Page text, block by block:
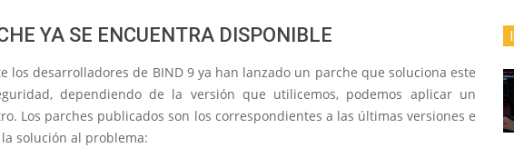
YA SE ENCUENTRA DISPONIBLE
los desarrolladores de BIND 9 ya han lanzado un parche que soluciona este
dependiendo de la versión que utilicemos, podemos aplicar un
Los parches publicados son los correspondientes a las últimas versiones e
solución al problema: